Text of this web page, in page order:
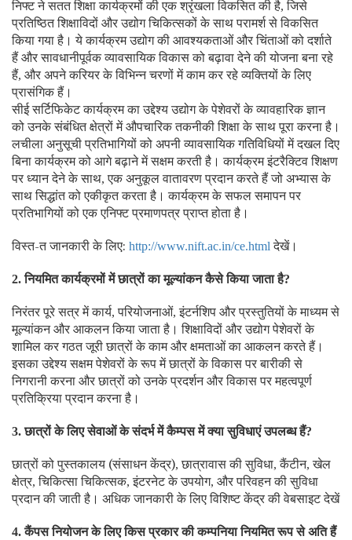
निफ्ट ने सतत शिक्षा कार्यक्रमों की एक श्रृंखला विकसित की है,जिसे
प्रतिष्ठित शिक्षाविदों और उद्योग चिकित्सकों के साथ परामर्श से विकसित
किया गया है। ये कार्यक्रम उद्योग की आवश्यकताओं और चिंताओं को दर्शाते
हैं और सावधानीपूर्वक व्यावसायिक विकास को बढ़ावा देने की योजना बना रहे
हैं, और अपने करियर के विभिन्न चरणों में काम कर रहे व्यक्तियों के लिए
प्रासंगिक हैं।
सीई सर्टिफिकेट कार्यक्रम का उद्देश्य उद्योग के पेशेवरों के व्यावहारिक ज्ञान
को उनके संबंधित क्षेत्रों में औपचारिक तकनीकी शिक्षा के साथ पूरा करना है।
लचीला अनुसूची प्रतिभागियों को अपनी व्यावसायिक गतिविधियों में दखल दिए
बिना कार्यक्रम को आगे बढ़ाने में सक्षम करती है। कार्यक्रम इंटरैक्टिव शिक्षण
पर ध्यान देने के साथ,एक अनुकूल वातावरण प्रदान करते हैं जो अभ्यास के
साथ सिद्धांत को एकीकृत करता है। कार्यक्रम के सफल समापन पर
प्रतिभागियों को एक एनिफ्ट प्रमाणपत्र प्राप्त होता है।
विस्त-त जानकारी के लिए: http://www.nift.ac.in/ce.html देखें।
2.नियमित कार्यक्रमों में छात्रों का मूल्यांकन कैसे किया जाता है?
निरंतर पूरे सत्र में कार्य,परियोजनाओं,इंटर्नशिप और प्रस्तुतियों के माध्यम से
मूल्यांकन और आकलन किया जाता है। शिक्षाविदों और उद्योग पेशेवरों के
शामिल कर गठत जूरी छात्रों के काम और क्षमताओं का आकलन करते हैं।
इसका उद्देश्य सक्षम पेशेवरों के रूप में छात्रों के विकास पर बारीकी से
निगरानी करना और छात्रों को उनके प्रदर्शन और विकास पर महत्वपूर्ण
प्रतिक्रिया प्रदान करना है।
3.छात्रों के लिए सेवाओं के संदर्भ में कैम्पस में क्या सुविधाएं उपलब्ध हैं?
छात्रों को पुस्तकालय (संसाधन केंद्र),छात्रावास की सुविधा,कैंटीन,खेल
क्षेत्र,चिकित्सा चिकित्सक,इंटरनेट के उपयोग, और परिवहन की सुविधा
प्रदान की जाती है। अधिक जानकारी के लिए विशिष्ट केंद्र की वेबसाइट देखें
4.कैंपस नियोजन के लिए किस प्रकार की कम्पनिया नियमित रूप से अति हैं